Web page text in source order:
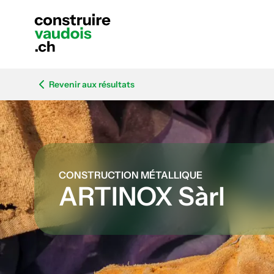
Revenir aux résultats
CONSTRUCTION MÉTALLIQUE
ARTINOX Sàrl